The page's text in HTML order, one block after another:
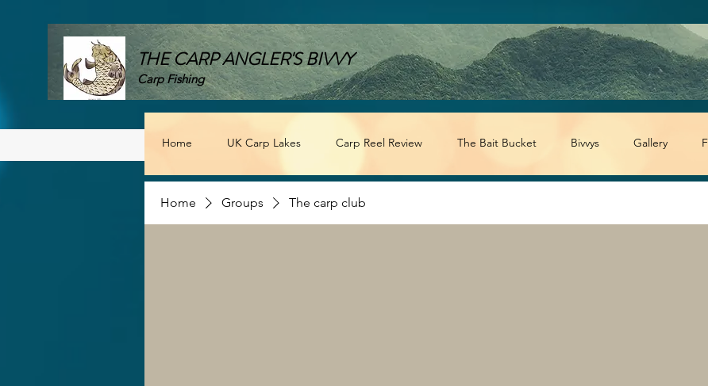
THE CARP ANGLER'S BIVVY
Carp Fishing
Home UK Carp Lakes Carp Reel Review The Bait Bucket Bivvys Gallery
Home Groups The carp club